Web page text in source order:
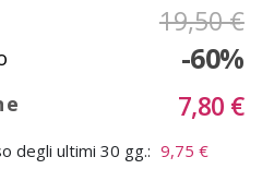
19,50 €
-60%
7,80 €
degli ultimi 30 gg.: 9,75 €